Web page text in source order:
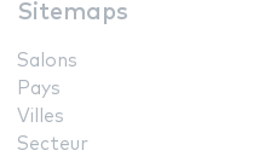
Sitemaps
Salons
Pays
Villes
Secteur